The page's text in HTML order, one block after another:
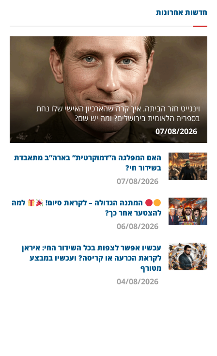
חדשות אחרונות
וינגייט חזר הביתה. איך קרה שהארכיון האישי שלו נחת
בספריה הלאומית בירושלים? ומה יש שם?
האם המפלגה ה”דמוקרטית” בארה”ב מתאבדת
בשידור חי?
המתנה הגדולה – לקראת סיום!
למה
להצטער אחר כך?
עכשיו אפשר לצפות בכל השידור החי: איראן
לקראת הכרעה או קריסה? ועכשיו במבצע
מטורף